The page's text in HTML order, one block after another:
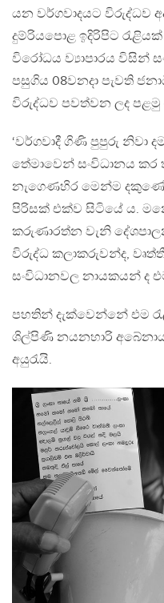
යන වර්ගවාදයට විරුද්ධව
දුම්රියපොළ ඉදිරිපිට
විරෝධය ව්‍යාපාරය විසින්
පසුගිය 08වනදා පැවති
විරුද්ධව පවත්වන ලද පළමු
‘වර්ගවාදී ගිණි පුපුරු නිවා
තේමාවෙන් සංවිධානය කර
නැගෙණහිර මෙන්ම
පිරිසක් එක්ව සිටියේ ය.
කරුණාරත්න වැනි
විරුද්ධ කලාකරුවන්ද,
සංවිධානවල නායකයන් ද
පහතින් දැක්වෙන්නේ එම
ශිල්පිණි නයනහාරි
අයුරැයි.